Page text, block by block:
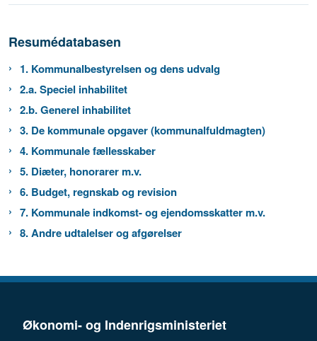
Resumédatabasen
1. Kommunalbestyrelsen og dens udvalg
2.a. Speciel inhabilitet
2.b. Generel inhabilitet
3. De kommunale opgaver (kommunalfuldmagten)
4. Kommunale fællesskaber
5. Diæter, honorarer m.v.
6. Budget, regnskab og revision
7. Kommunale indkomst- og ejendomsskatter m.v.
8. Andre udtalelser og afgørelser
Økonomi- og Indenrigsministeriet